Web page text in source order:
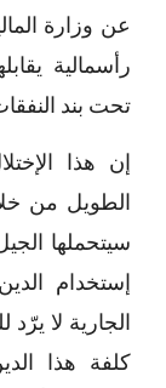
عن وزارة
تحت بند
إن هذا
الطويل من
سيتحملها
إستخدام
الجارية لا
كلفة هذا